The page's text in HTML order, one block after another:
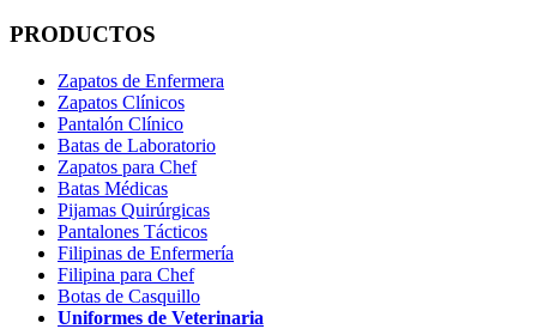
PRODUCTOS
Zapatos de Enfermera
Zapatos Clínicos
Pantalón Clínico
Batas de Laboratorio
Zapatos para Chef
Batas Médicas
Pijamas Quirúrgicas
Pantalones Tácticos
Filipinas de Enfermería
Filipina para Chef
Botas de Casquillo
Uniformes de Veterinaria